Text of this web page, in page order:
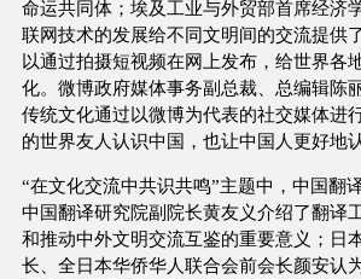
命运共同体；埃及工业与外贸部首席经济
联网技术的发展给不同文明间的交流提供
以通过拍摄短视频在网上发布，给世界各
化。微博政府媒体事务副总裁、总编辑陈
传统文化通过以微博为代表的社交媒体进
的世界友人认识中国，也让中国人更好地
“在文化交流中共识共鸣”主题中，中国翻
中国翻译研究院副院长黄友义介绍了翻译
和推动中外文明交流互鉴的重要意义；日
长、全日本华侨华人联合会前会长颜安认